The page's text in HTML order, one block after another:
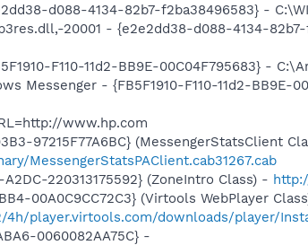
d088-4134-82b7-f2ba38496583} -
20001 - {e2e2dd38-d088-4134-
F110-11d2-BB9E-00C04F795683} -
Messenger - {FB5F1910-F110-11d2-BB9E-
www.hp.com
97215F77A6BC} (MessengerStatsClient
MessengerStatsPAClient.cab31267.cab
220313175592} (ZoneIntro Class) -
00A0C9CC72C3} (Virtools WebPlayer
4h/player.virtools.com/downloads/player/
0060082AA75C} -